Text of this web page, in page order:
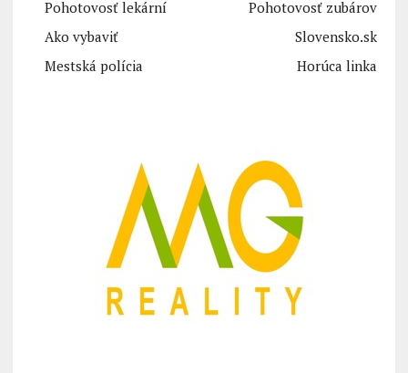
Pohotovosť lekární
Pohotovosť zubárov
Ako vybaviť
Slovensko.sk
Mestská polícia
Horúca linka